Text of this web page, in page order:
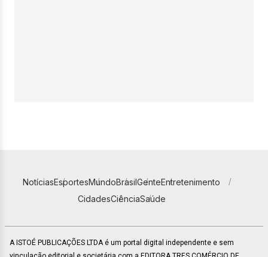
NotíciasEsportesMundoBrasilGenteEntretenimento
CidadesCiênciaSaúde
A ISTOÉ PUBLICAÇÕES LTDA é um portal digital independente e sem